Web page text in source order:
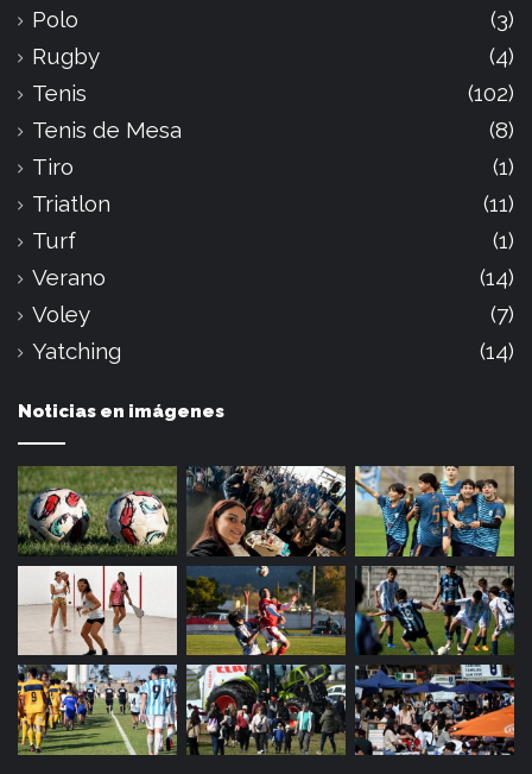
Polo
(3)
Rugby
(4)
Tenis
(102)
Tenis de Mesa
(8)
Tiro
(1)
Triatlon
(11)
Turf
(1)
Verano
(14)
Voley
(7)
Yatching
(14)
Noticias en imágenes